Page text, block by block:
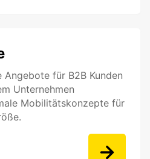
Angebote für B2B Kunden
Unternehmen
Mobilitätskonzepte für